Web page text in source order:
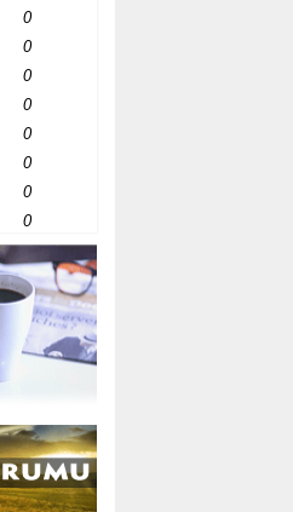
0
0
0
0
0
0
0
0